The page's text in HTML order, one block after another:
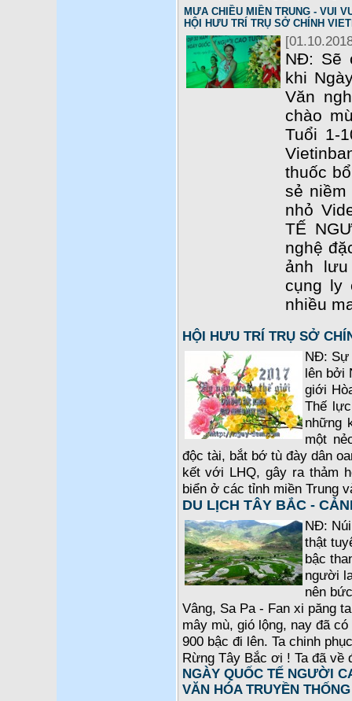
MƯA CHIỀU MIỀN TRUNG - VUI
HỘI HƯU TRÍ TRỤ SỞ CHÍNH
NĐ: Sẽ
khi
Văn
chào
Tuổi 1-
thuốc
sẻ
nhỏ
TẾ
nghệ
ảnh
cụng ly
nhiều
HỘI HƯU TRÍ TRỤ SỞ
NĐ: Sự
lên bởi
giới
Thế
những
một
độc tài, bắt bớ tù đày dân
kết với LHQ, gây ra thảm
biển ở các tỉnh miền Trung
DU LỊCH TÂY BẮC -
NĐ:
thật
bậc
người
nên
Vâng, Sa Pa - Fan xi păng
mây mù, gió lộng, nay đã
900 bậc đi lên. Ta chinh
Rừng Tây Bắc ơi ! Ta đã về
NGÀY QUỐC TẾ NGƯỜI
VĂN HÓA TRUYỀN THỐNG